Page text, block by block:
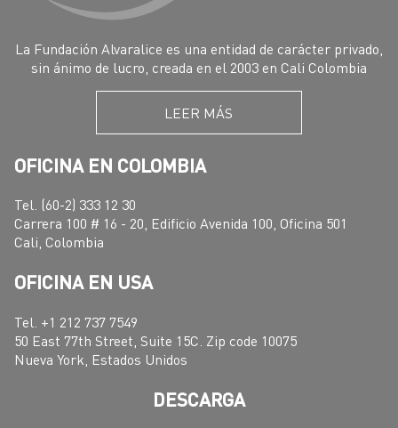
La Fundación Alvaralice es una entidad de carácter privado,
sin ánimo de lucro, creada en el 2003 en Cali Colombia
LEER MÁS
OFICINA EN COLOMBIA
Tel. (60-2) 333 12 30
Carrera 100 # 16 - 20, Edificio Avenida 100, Oficina 501
Cali, Colombia
OFICINA EN USA
Tel. +1 212 737 7549
50 East 77th Street, Suite 15C. Zip code 10075
Nueva York, Estados Unidos
DESCARGA